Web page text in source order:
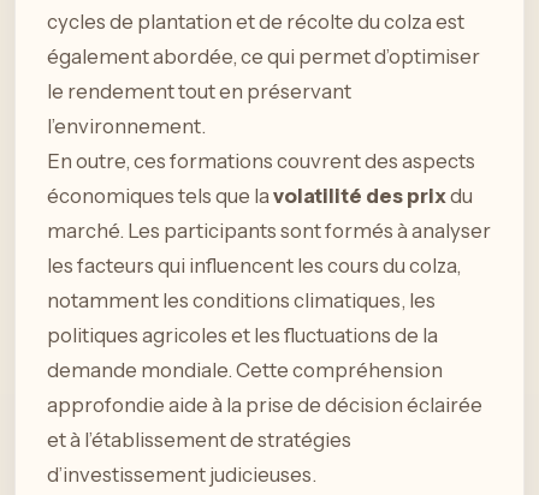
cycles de plantation et de récolte du colza est
également abordée, ce qui permet d’optimiser
le rendement tout en préservant
l’environnement.
En outre, ces formations couvrent des aspects
économiques tels que la volatilité des prixdu
marché. Les participants sont formés à analyser
les facteurs qui influencent les cours du colza,
notamment les conditions climatiques, les
politiques agricoles et les fluctuations de la
demande mondiale. Cette compréhension
approfondie aide à la prise de décision éclairée
et à l’établissement de stratégies
d’investissement judicieuses.